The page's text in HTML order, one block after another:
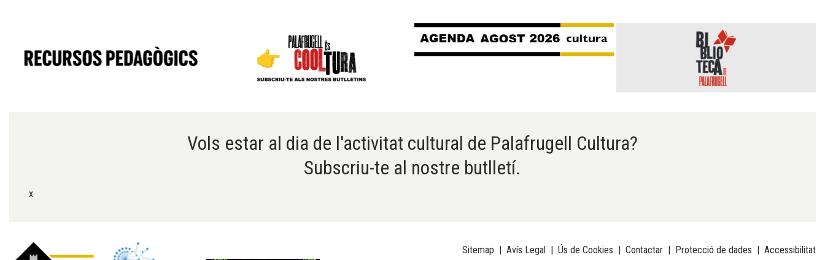
Vols estar al dia de l'activitat cultural de Palafrugell Cultura?
Subscriu-te al nostre butlletí.
x
Sitemap Avís Legal Ús de Cookies Contactar Protecció de dades Accessibilitat